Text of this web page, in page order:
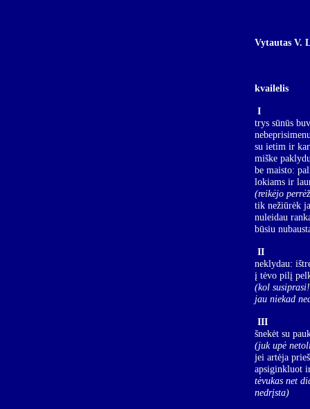
Vytautas V.
kvailelis
I
trys sūnūs
su ietim ir
miške
be maisto:
lokiams ir
(reikėjo
tik nežiūrėk
nuleidau
būsiu
II
neklydau:
į tėvo pilį
(kol susiprasi!
jau niekad
III
šnekėt su
(juk upė
jei artėja
apsiginkluot
tėvukas net
nedrįsta)